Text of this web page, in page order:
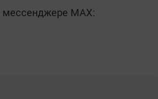
мессенджере MАХ: